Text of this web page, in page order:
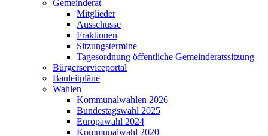
Gemeinderat
Mitglieder
Ausschüsse
Fraktionen
Sitzungstermine
Tagesordnung öffentliche Gemeinderatssitzung
Bürgerserviceportal
Bauleitpläne
Wahlen
Kommunalwahlen 2026
Bundestagswahl 2025
Europawahl 2024
Kommunalwahl 2020